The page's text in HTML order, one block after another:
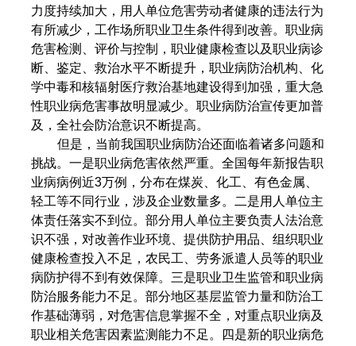
力度持续加大，用人单位危害劳动者健康的违法行为
有所减少，工作场所职业卫生条件得到改善。职业病
危害检测、评价与控制，职业健康检查以及职业病诊
断、鉴定、救治水平不断提升，职业病防治机构、化
学中毒和核辐射医疗救治基地建设得到加强，重大急
性职业病危害事故明显减少。职业病防治宣传更加普
及，全社会防治意识不断提高。
但是，当前我国职业病防治还面临着诸多问题和
挑战。一是职业病危害依然严重。全国每年新报告职
业病病例近3万例，分布在煤炭、化工、有色金属、
轻工等不同行业，涉及企业数量多。二是用人单位主
体责任落实不到位。部分用人单位主要负责人法治意
识不强，对改善作业环境、提供防护用品、组织职业
健康检查投入不足，农民工、劳务派遣人员等的职业
病防护得不到有效保障。三是职业卫生监管和职业病
防治服务能力不足。部分地区基层监管力量和防治工
作基础薄弱，对危害信息掌握不全，对重点职业病及
职业相关危害因素监测能力不足。四是新的职业病危